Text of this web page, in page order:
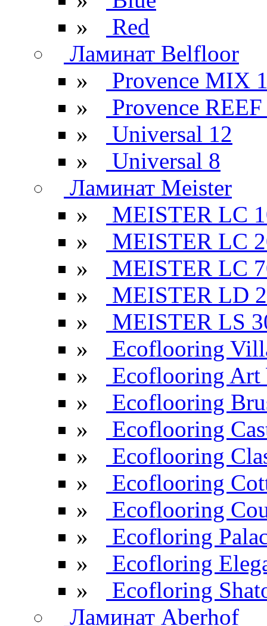
»
Red
Ламинат Belfloor
»
Provence MIX
»
Provence
»
Universal 12
»
Universal 8
Ламинат Meister
»
MEISTER LC
»
MEISTER LC
»
MEISTER LC
»
MEISTER LD
»
MEISTER LS
»
Ecoflooring
»
Ecoflooring Art
»
Ecoflooring
»
Ecoflooring
»
Ecoflooring
»
Ecoflooring
»
Ecoflooring
»
Ecofloring
»
Ecofloring
»
Ecofloring
Ламинат Aberhof